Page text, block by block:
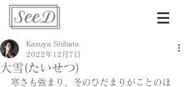
大雪(たいせつ)
Kazuya Shibata
2022年12月7日
寒さも強まり、冬のひだまりがことのほ